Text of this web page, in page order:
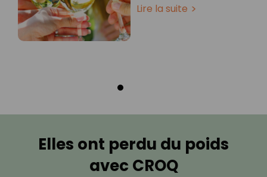
Lire la suite
Elles ont perdu du poids
avec CROQ